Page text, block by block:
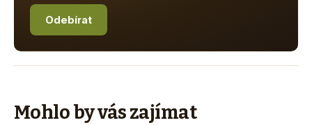
Odebírat
Mohlo by vás zajímat